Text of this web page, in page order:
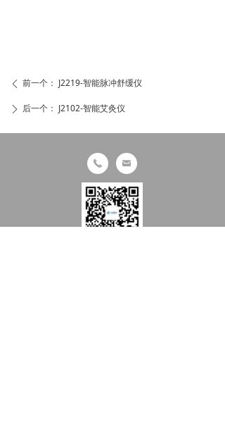
ꄴ 前一个： J2219-智能脉冲舒缓仪
ꄲ 后一个： J2102-智能艾灸仪
끅 낂